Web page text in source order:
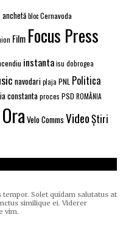
anchetăblocCernavoda
Film Focus Press
instantaisu dobrogea
navodariplaja PNL Politica
constantaproces PSD ROMÂNIA
Velo Comms VideoȘtiri
Solet quidam salutatus at
similique ei. Viderer
vim.